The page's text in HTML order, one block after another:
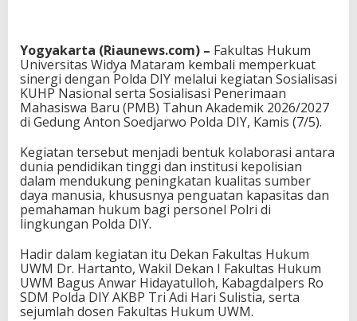
Yogyakarta (Riaunews.com) – Fakultas Hukum
Universitas Widya Mataram kembali memperkuat
sinergi dengan Polda DIY melalui kegiatan Sosialisasi
KUHP Nasional serta Sosialisasi Penerimaan
Mahasiswa Baru (PMB) Tahun Akademik 2026/2027
di Gedung Anton Soedjarwo Polda DIY, Kamis (7/5).
Kegiatan tersebut menjadi bentuk kolaborasi antara
dunia pendidikan tinggi dan institusi kepolisian
dalam mendukung peningkatan kualitas sumber
daya manusia, khususnya penguatan kapasitas dan
pemahaman hukum bagi personel Polri di
lingkungan Polda DIY.
Hadir dalam kegiatan itu Dekan Fakultas Hukum
UWM Dr. Hartanto, Wakil Dekan I Fakultas Hukum
UWM Bagus Anwar Hidayatulloh, Kabagdalpers Ro
SDM Polda DIY AKBP Tri Adi Hari Sulistia, serta
sejumlah dosen Fakultas Hukum UWM.